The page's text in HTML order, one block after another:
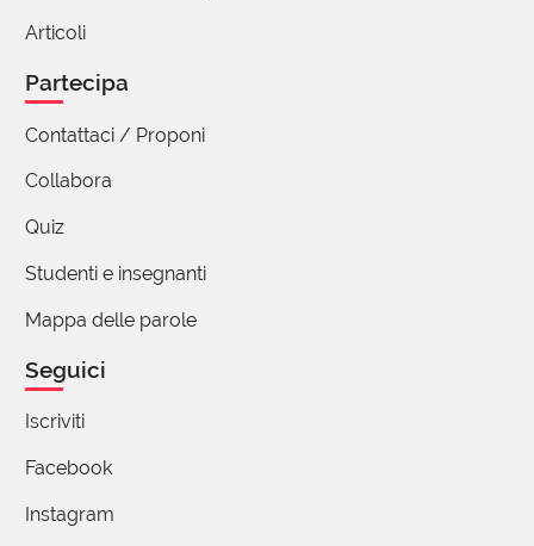
Articoli
Partecipa
Contattaci / Proponi
Collabora
Quiz
Studenti e insegnanti
Mappa delle parole
Seguici
Iscriviti
Facebook
Instagram